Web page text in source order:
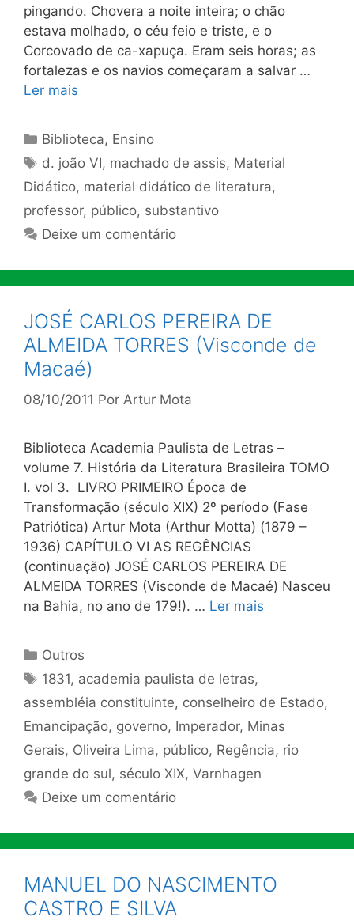
pingando. Chovera a noite inteira; o chão
estava molhado, o céu feio e triste, e o
Corcovado de ca-xapuça. Eram seis horas; as
fortalezas e os navios começaram a salvar …
Ler mais
Categorias
Biblioteca, Ensino
Tags
d. joão VI, machado de assis, Material
Didático, material didático de literatura,
professor, público, substantivo
Deixe um comentário
JOSÉ CARLOS PEREIRA DE
ALMEIDA TORRES (Visconde de
Macaé)
08/10/2011 Por Artur Mota
Biblioteca Academia Paulista de Letras –
volume 7. História da Literatura Brasileira TOMO
I. vol 3. LIVRO PRIMEIRO Época de
Transformação (século XIX) 2º período (Fase
Patriótica) Artur Mota (Arthur Motta) (1879 –
1936) CAPÍTULO VI AS REGÊNCIAS
(continuação) JOSÉ CARLOS PEREIRA DE
ALMEIDA TORRES (Visconde de Macaé) Nasceu
na Bahia, no ano de 179!). … Ler mais
Categorias
Outros
Tags
1831, academia paulista de letras,
assembléia constituinte, conselheiro de Estado,
Emancipação, governo, Imperador, Minas
Gerais, Oliveira Lima, público, Regência, rio
grande do sul, século XIX, Varnhagen
Deixe um comentário
MANUEL DO NASCIMENTO
CASTRO E SILVA